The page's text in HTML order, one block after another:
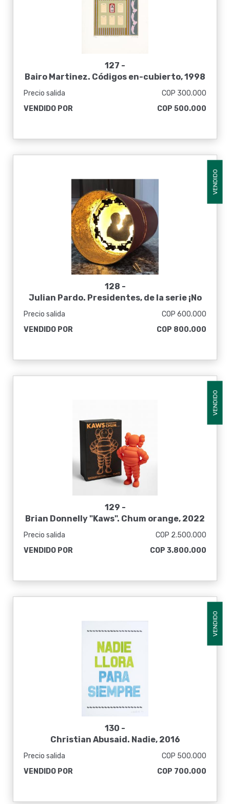
127 -
Bairo Martinez. Códigos en-cubierto, 1998
Precio salida
COP 300.000
VENDIDO POR
COP 500.000
VENDIDO
128 -
Julian Pardo. Presidentes, de la serie ¡No
Precio salida
COP 600.000
VENDIDO POR
COP 800.000
VENDIDO
129 -
Brian Donnelly "Kaws". Chum orange, 2022
Precio salida
COP 2.500.000
VENDIDO POR
COP 3.800.000
VENDIDO
130 -
Christian Abusaid. Nadie, 2016
Precio salida
COP 500.000
VENDIDO POR
COP 700.000